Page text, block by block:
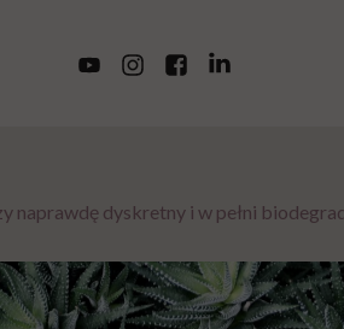
naprawdę dyskretny i w pełni